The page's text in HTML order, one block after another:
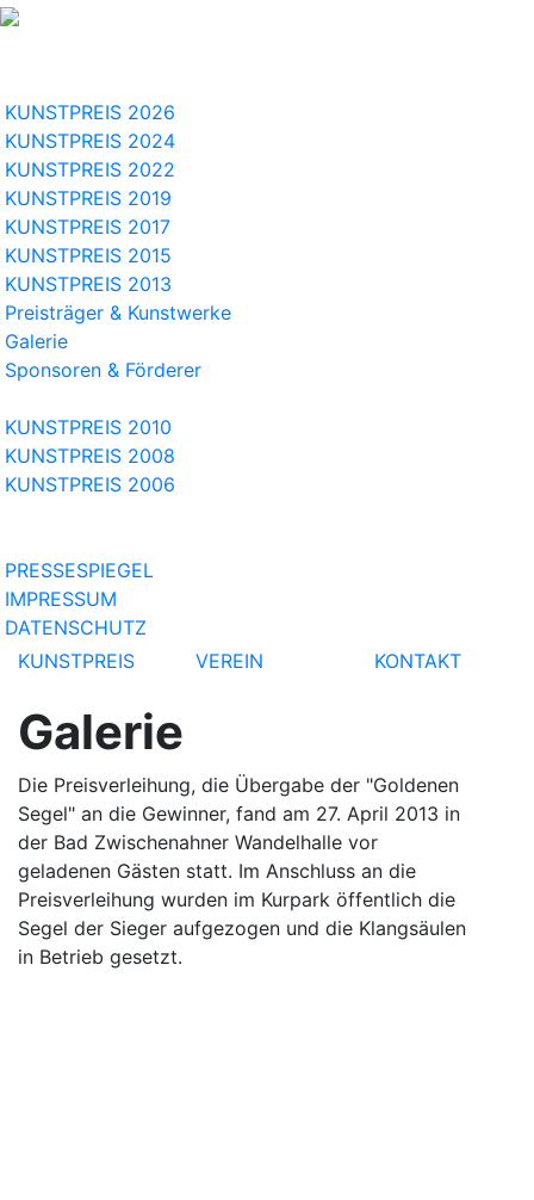
KUNSTPREIS 2026
KUNSTPREIS 2024
KUNSTPREIS 2022
KUNSTPREIS 2019
KUNSTPREIS 2017
KUNSTPREIS 2015
KUNSTPREIS 2013
Preisträger & Kunstwerke
Galerie
Sponsoren & Förderer
KUNSTPREIS 2010
KUNSTPREIS 2008
KUNSTPREIS 2006
PRESSESPIEGEL
IMPRESSUM
DATENSCHUTZ
KUNSTPREIS
VEREIN KONTAKT
Galerie
Die Preisverleihung, die Übergabe der "Goldenen
Segel" an die Gewinner, fand am 27. April 2013 in
der Bad Zwischenahner Wandelhalle vor
geladenen Gästen statt. Im Anschluss an die
Preisverleihung wurden im Kurpark öffentlich die
Segel der Sieger aufgezogen und die Klangsäulen
in Betrieb gesetzt.